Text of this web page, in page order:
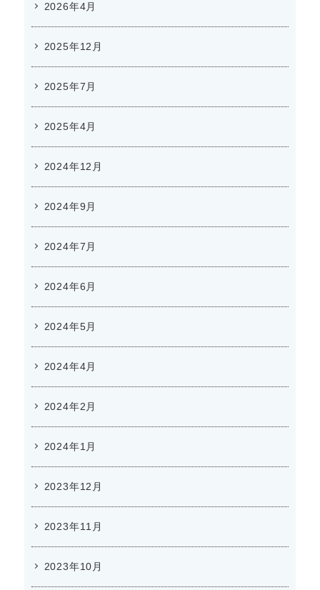
2026年4月
2025年12月
2025年7月
2025年4月
2024年12月
2024年9月
2024年7月
2024年6月
2024年5月
2024年4月
2024年2月
2024年1月
2023年12月
2023年11月
2023年10月